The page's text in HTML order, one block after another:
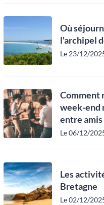
Où
l'archipel
Le 23/12/
Comment
week-end
entre amis
Le 06/12/
Les
Bretagne
Le 02/12/